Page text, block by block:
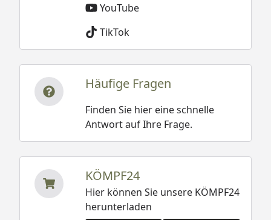
YouTube
TikTok
Häufige Fragen
Finden Sie hier eine schnelle
Antwort auf Ihre Frage.
KÖMPF24
Hier können Sie unsere KÖMPF24
herunterladen